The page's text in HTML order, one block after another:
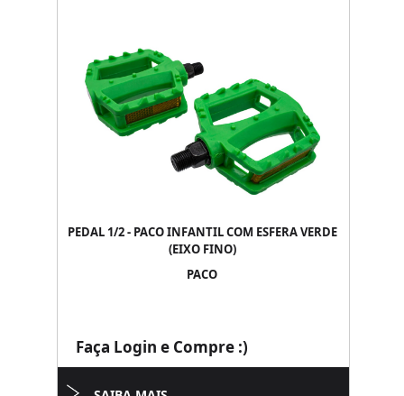
PEDAL 1/2 - PACO INFANTIL COM ESFERA VERDE
(EIXO FINO)
PACO
Faça Login e Compre :)